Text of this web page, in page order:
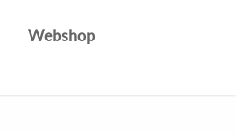
Webshop